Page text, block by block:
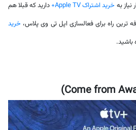
به خرید اشتراک Apple TV+
دارید که قبلا هم
ترین راه برای فعالسازی اپل تی وی پلاس، خرید
باشید.